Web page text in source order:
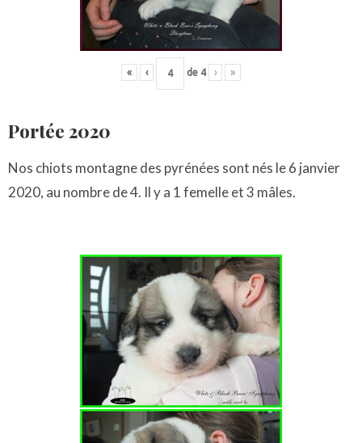
« ‹ de 4 › »
Portée 2020
Nos chiots montagne des pyrénées sont nés le 6 janvier
2020, au nombre de 4. Il y a 1 femelle et 3 mâles.